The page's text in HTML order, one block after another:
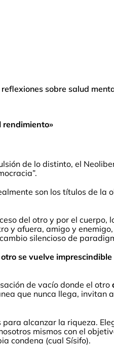
sobre salud
rendimiento»
de lo distinto, el
son los títulos de la
del otro y por el
afuera, amigo y
silencioso de
se vuelve
de vacío donde el otro
que nunca llega,
alcanzar la riqueza.
mismos con el
condena (cual Sísifo).